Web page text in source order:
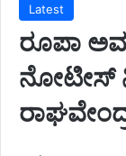
Latest
ರೂಪಾ
ನೋಟೀಸ್